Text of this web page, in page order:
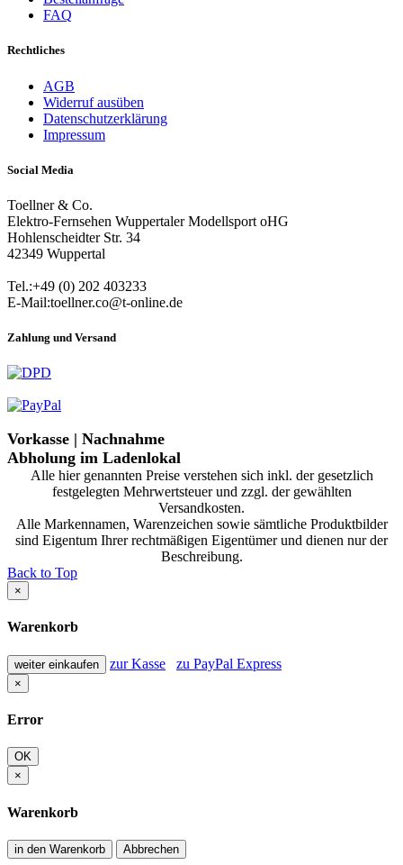
FAQ
Rechtliches
AGB
Widerruf ausüben
Datenschutzerklärung
Impressum
Social Media
Toellner & Co.
Elektro-Fernsehen Wuppertaler Modellsport oHG
Hohlenscheidter Str. 34
42349 Wuppertal
Tel.:+49 (0) 202 403233
E-Mail:toellner.co@t-online.de
Zahlung und Versand
Vorkasse | Nachnahme
Abholung im Ladenlokal
Alle hier genannten Preise verstehen sich inkl. der gesetzlich
festgelegten Mehrwertsteuer und zzgl. der gewählten
Versandkosten.
Alle Markennamen, Warenzeichen sowie sämtliche Produktbilder
sind Eigentum Ihrer rechtmäßigen Eigentümer und dienen nur der
Beschreibung.
Back to Top
×
Warenkorb
weiter einkaufen zur Kasse zu PayPal Express
×
Error
OK
×
Warenkorb
in den Warenkorb Abbrechen